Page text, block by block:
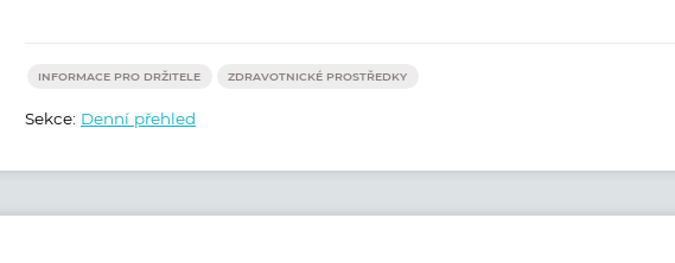
INFORMACE PRO DRŽITELE ZDRAVOTNICKÉ PROSTŘEDKY
Sekce: Denní přehled